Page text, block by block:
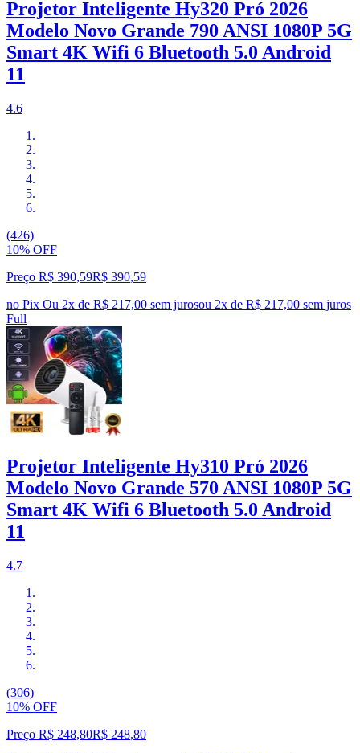
Projetor Inteligente Hy320 Pró 2026
Modelo Novo Grande 790 ANSI 1080P 5G
Smart 4K Wifi 6 Bluetooth 5.0 Android
11
4.6
(426)
10% OFF
Preço R$ 390,59R$ 390,59
no Pix Ou 2x de R$ 217,00 sem jurosou 2x de R$ 217,00 sem juros
Full
Projetor Inteligente Hy310 Pró 2026
Modelo Novo Grande 570 ANSI 1080P 5G
Smart 4K Wifi 6 Bluetooth 5.0 Android
11
4.7
(306)
10% OFF
Preço R$ 248,80R$ 248,80